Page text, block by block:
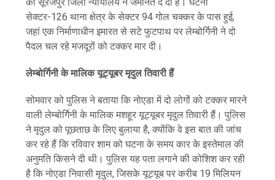
सेक्टर-126 थाना क्षेत्र के सेक्टर 94 गोल चक्कर के पास हुई,
जहां एक निर्माणाधीन इमारत से सटे फुटपाथ पर लेम्बोर्गिनी ने दो
पैदल चल रहे मजदूरों को टक्कर मार दी।
लेम्बोर्गिनी के मालिक यूट्यूबर मृदुल तिवारी हैं
सोमवार को पुलिस ने बताया कि नोएडा में दो लोगों को टक्कर मारने
वाली लेम्बोर्गिनी के मालिक मशहूर यूट्यूबर मृदुल तिवारी हैं। पुलिस
ने मृदुल को पूछताछ के लिए बुलाया है, क्योंकि वे इस बात की जांच
कर रहे हैं कि रविवार शाम को घटना के समय कार के इस्तेमाल की
अनुमति किसने दी थी। पुलिस यह पता लगाने की कोशिश कर रही
है कि नोएडा निवासी मृदुल, जिसके यूट्यूब पर करीब 19 मिलियन